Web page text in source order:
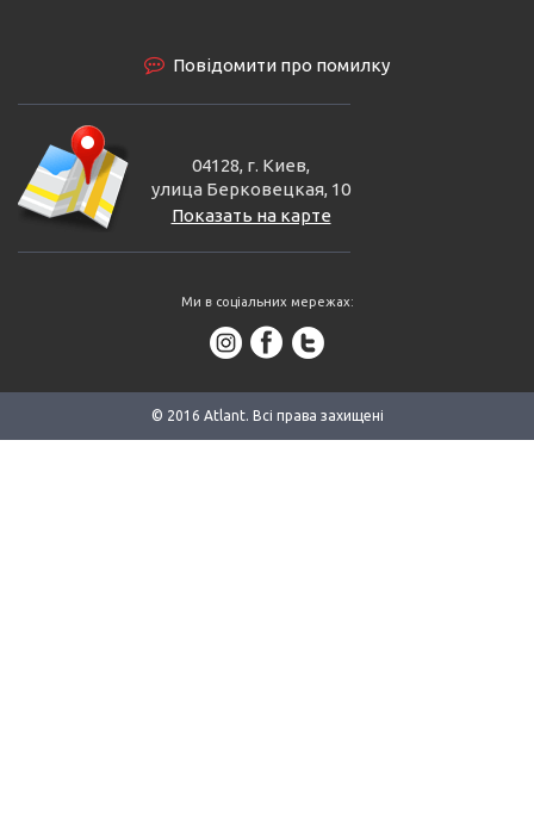
Повідомити про помилку
04128, г. Киев,
улица Берковецкая, 10
Показать на карте
Ми в соціальних мережах:
© 2016 Аtlant. Всі права захищені